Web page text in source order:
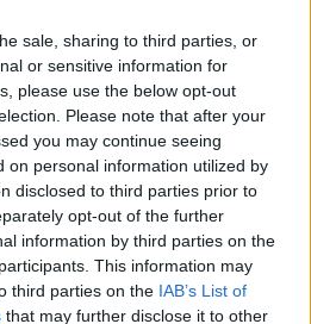
sale, sharing to third parties, or
or sensitive information for
please use the below opt-out
Please note that after your
you may continue seeing
on personal information utilized by
disclosed to third parties prior to
opt-out of the further
information by third parties on the
This information may
third parties on the IAB’s List of
that may further disclose it to other
cliniche».
alle ore 15.30)
positivo a Fabriano: 60
il numero dei contagiati a